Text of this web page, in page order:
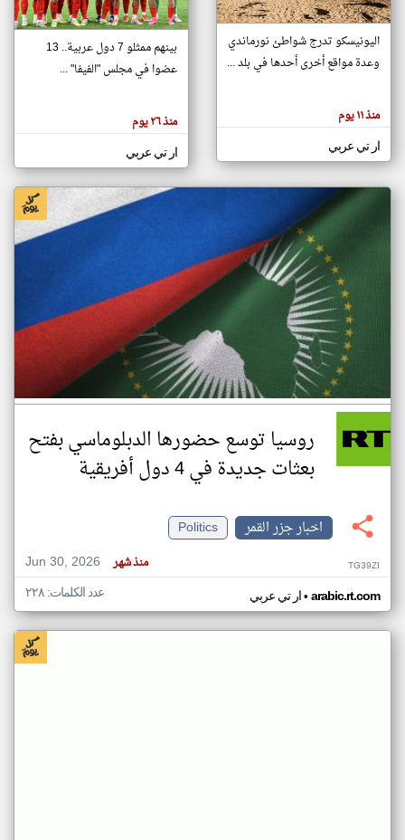
تغيير الدولة
اخبار جزر القمر على مدار الساعة
أهم اخبار جزر القمر العاجلة والمباشرة
هنا عن
وجهة
كاتبيها.
اليونيسكو تدرج شواطئ نورماندي
وعدة مواقع أخرى أحدها في بلد ...
منذ ١١ يوم
ار تي عربي
بينهم ممثلو 7 دول عربية.. 13
عضوا في مجلس "الفيفا" ...
منذ ٢٦ يوم
ار تي عربي
روسيا توسع حضورها الدبلوماسي بفتح
بعثات جديدة في 4 دول أفريقية
اخبار جزر القمر
Politics
Jun 30, 2026
منذ شهر TG39ZI
ار تي عربي• arabic.rt.com عدد الكلمات: ٢٢٨
klyoum.com